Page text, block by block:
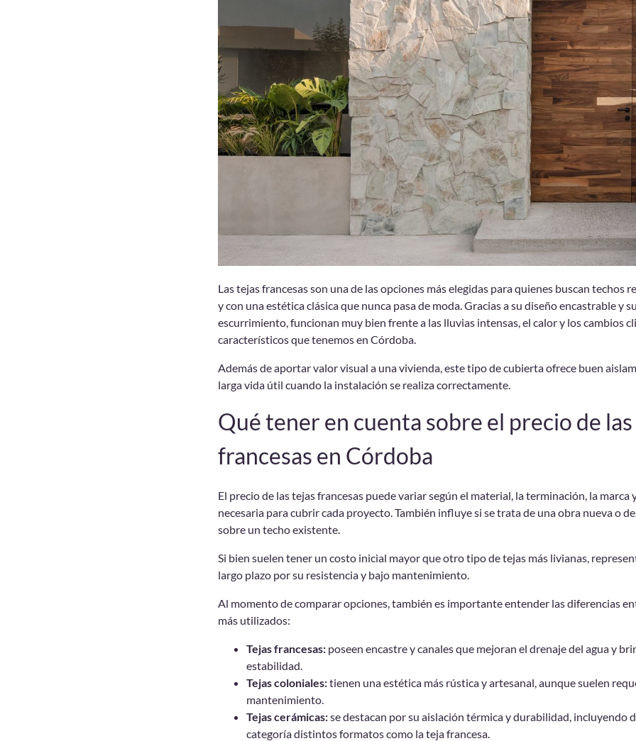
Las tejas francesas son una de las opciones más elegidas para quienes buscan techos
y con una estética clásica que nunca pasa de moda. Gracias a su diseño encastrable y
escurrimiento, funcionan muy bien frente a las lluvias intensas, el calor y los cambios
característicos que tenemos en Córdoba.
Además de aportar valor visual a una vivienda, este tipo de cubierta ofrece buen
larga vida útil cuando la instalación se realiza correctamente.
Qué tener en cuenta sobre el precio de
francesas en Córdoba
El precio de las tejas francesas puede variar según el material, la terminación, la marca
necesaria para cubrir cada proyecto. También influye si se trata de una obra nueva o
sobre un techo existente.
Si bien suelen tener un costo inicial mayor que otro tipo de tejas más livianas,
largo plazo por su resistencia y bajo mantenimiento.
Al momento de comparar opciones, también es importante entender las diferencias
más utilizados:
Tejas francesas: poseen encastre y canales que mejoran el drenaje del agua y
estabilidad.
Tejas coloniales:tienen una estética más rústica y artesanal, aunque suelen
mantenimiento.
Tejas cerámicas:se destacan por su aislación térmica y durabilidad, incluyendo
categoría distintos formatos como la teja francesa.